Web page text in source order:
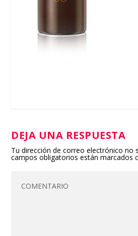
DEJA UNA RESPUESTA
Tu dirección de correo electrónico no
campos obligatorios están marcados